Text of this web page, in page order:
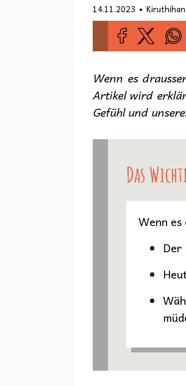
14.11.2023 •
Wenn es
Artikel wird
Gefühl und
Das
Wenn
Der